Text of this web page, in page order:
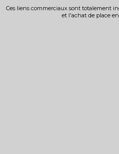
Ces liens commerciaux sont totalement
et l'achat de place